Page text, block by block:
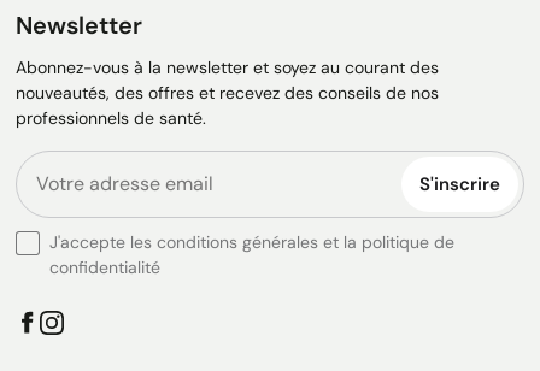
Newsletter
Abonnez-vous à la newsletter et soyez au courant des
nouveautés, des offres et recevez des conseils de nos
professionnels de santé.
S'inscrire
J'accepte les conditions générales et la politique de
confidentialité